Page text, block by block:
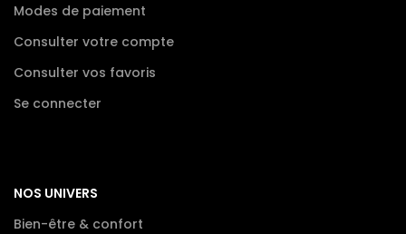
Modes de paiement
Consulter votre compte
Consulter vos favoris
Se connecter
NOS UNIVERS
Bien-être & confort